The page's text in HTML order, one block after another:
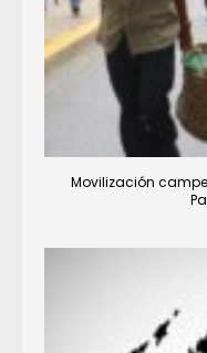
Movilización